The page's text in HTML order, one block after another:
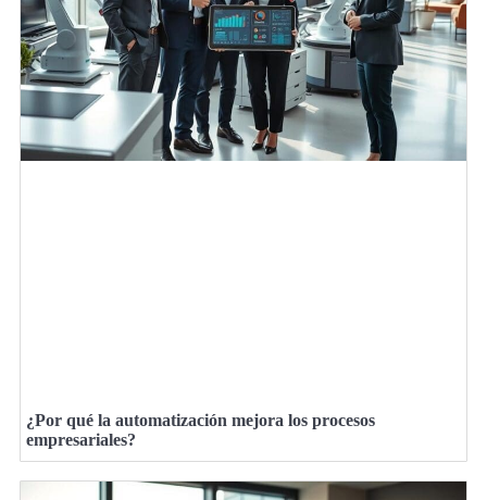
¿Por qué la automatización mejora los procesos
empresariales?